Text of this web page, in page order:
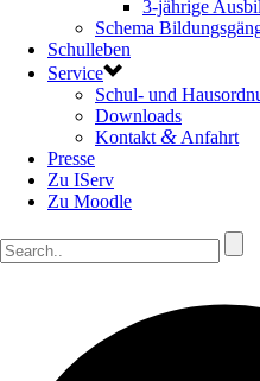
3-jährige
Schema
Schulleben
Service
Schul- und
Downloads
Kontakt & Anfahrt
Presse
Zu IServ
Zu Moodle